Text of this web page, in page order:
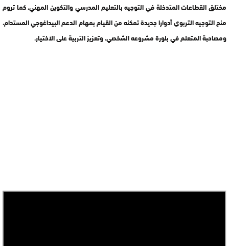
مختلق القطاعات المتدخلة في التوجيه بالتعليم المدرسي والتكوين المهني، كما تروم
منح التوجيه التربوي أدوارا جديدة تمكنه من القيام بمهام الدعم البيداغوجي المستدام،
ومصاحبة المتعلم في بلورة مشروعه الشخصي، وتعزيز التربية على الاختيار.